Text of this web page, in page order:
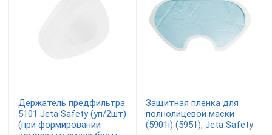
Держатель предфильтра
5101 Jeta Safety (уп/2шт)
(при формировании
Защитная пленка для
полнолицевой маски
(5901i) (5951), Jeta Safety